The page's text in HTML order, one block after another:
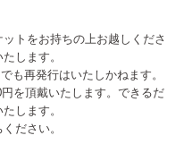
たします。できるだ
。
事前に出場者からご予
ただく制度です。
チケットをご購入し
ームどちらでも可)」